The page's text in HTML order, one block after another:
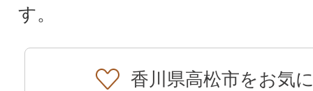
す。
香川県高松市をお気